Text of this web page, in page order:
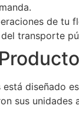
de tu
transporte
diseñado
sus unidades